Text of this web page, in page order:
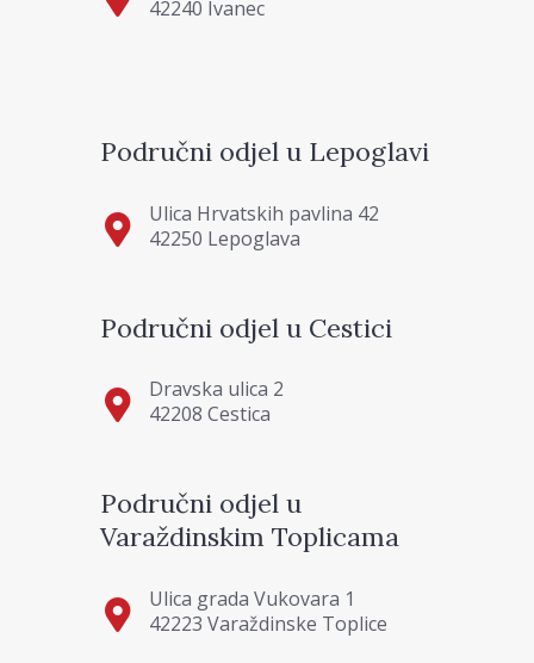
42240 Ivanec
Područni odjel u Lepoglavi
Ulica Hrvatskih pavlina 42
42250 Lepoglava
Područni odjel u Cestici
Dravska ulica 2
42208 Cestica
Područni odjel u
Varaždinskim Toplicama
Ulica grada Vukovara 1
42223 Varaždinske Toplice